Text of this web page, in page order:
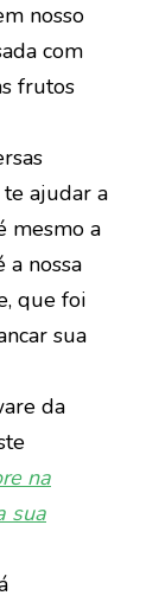
nosso
com
frutos
ajudar a
mesmo a
nossa
que foi
sua
da
na
sua